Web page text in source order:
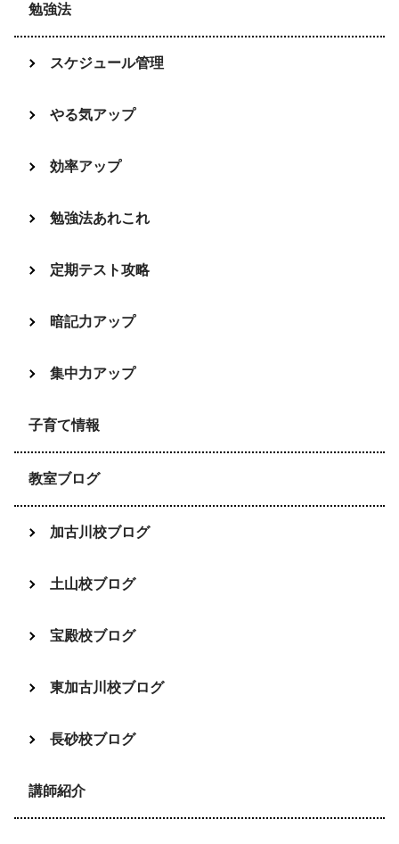
勉強法
スケジュール管理
やる気アップ
効率アップ
勉強法あれこれ
定期テスト攻略
暗記力アップ
集中力アップ
子育て情報
教室ブログ
加古川校ブログ
土山校ブログ
宝殿校ブログ
東加古川校ブログ
長砂校ブログ
講師紹介